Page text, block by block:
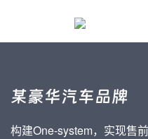
某豪华汽车品牌
构建One-system，实现售